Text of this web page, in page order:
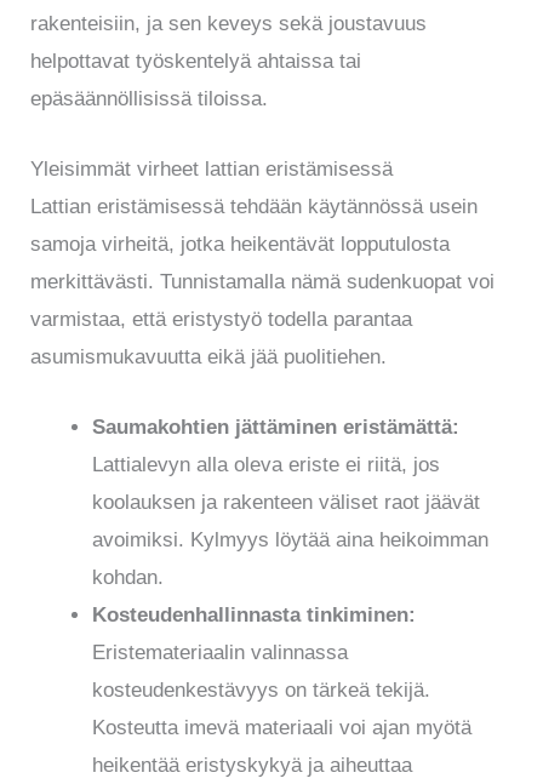
rakenteisiin, ja sen keveys sekä joustavuus
helpottavat työskentelyä ahtaissa tai
epäsäännöllisissä tiloissa.
Yleisimmät virheet lattian eristämisessä
Lattian eristämisessä tehdään käytännössä usein
samoja virheitä, jotka heikentävät lopputulosta
merkittävästi. Tunnistamalla nämä sudenkuopat voi
varmistaa, että eristystyö todella parantaa
asumismukavuutta eikä jää puolitiehen.
Saumakohtien jättäminen eristämättä:
Lattialevyn alla oleva eriste ei riitä, jos
koolauksen ja rakenteen väliset raot jäävät
avoimiksi. Kylmyys löytää aina heikoimman
kohdan.
Kosteudenhallinnasta tinkiminen:
Eristemateriaalin valinnassa
kosteudenkestävyys on tärkeä tekijä.
Kosteutta imevä materiaali voi ajan myötä
heikentää eristyskykyä ja aiheuttaa